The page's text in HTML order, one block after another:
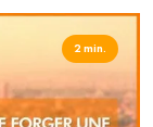
2 min.